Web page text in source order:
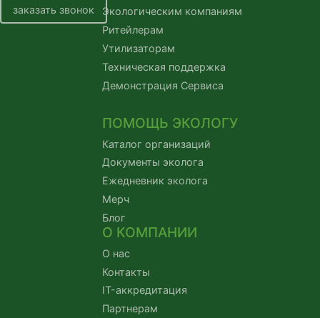
заказать звонок
Экологическим компаниям
Ритейлерам
Утилизаторам
Техническая поддержка
Демонстрация Сервиса
ПОМОЩЬ ЭКОЛОГУ
Каталог организаций
Документы эколога
Ежедневник эколога
Мерч
Блог
О КОМПАНИИ
О нас
Контакты
IT-аккредитация
Партнерам